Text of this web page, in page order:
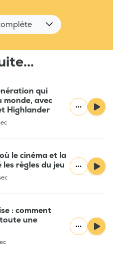
qui
avec
Highlander
le cinéma et la
règles du jeu
: comment
une